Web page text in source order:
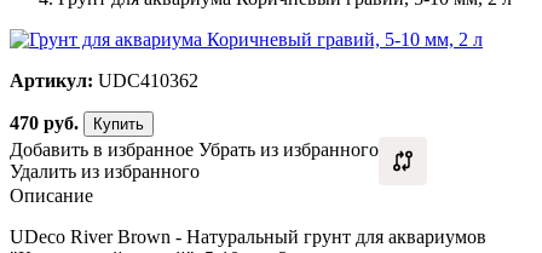
Артикул: UDC410362
470 руб. Купить
Добавить в избранное Убрать из избранного
Удалить из избранного
Описание
UDeco River Brown - Натуральный грунт для аквариумов